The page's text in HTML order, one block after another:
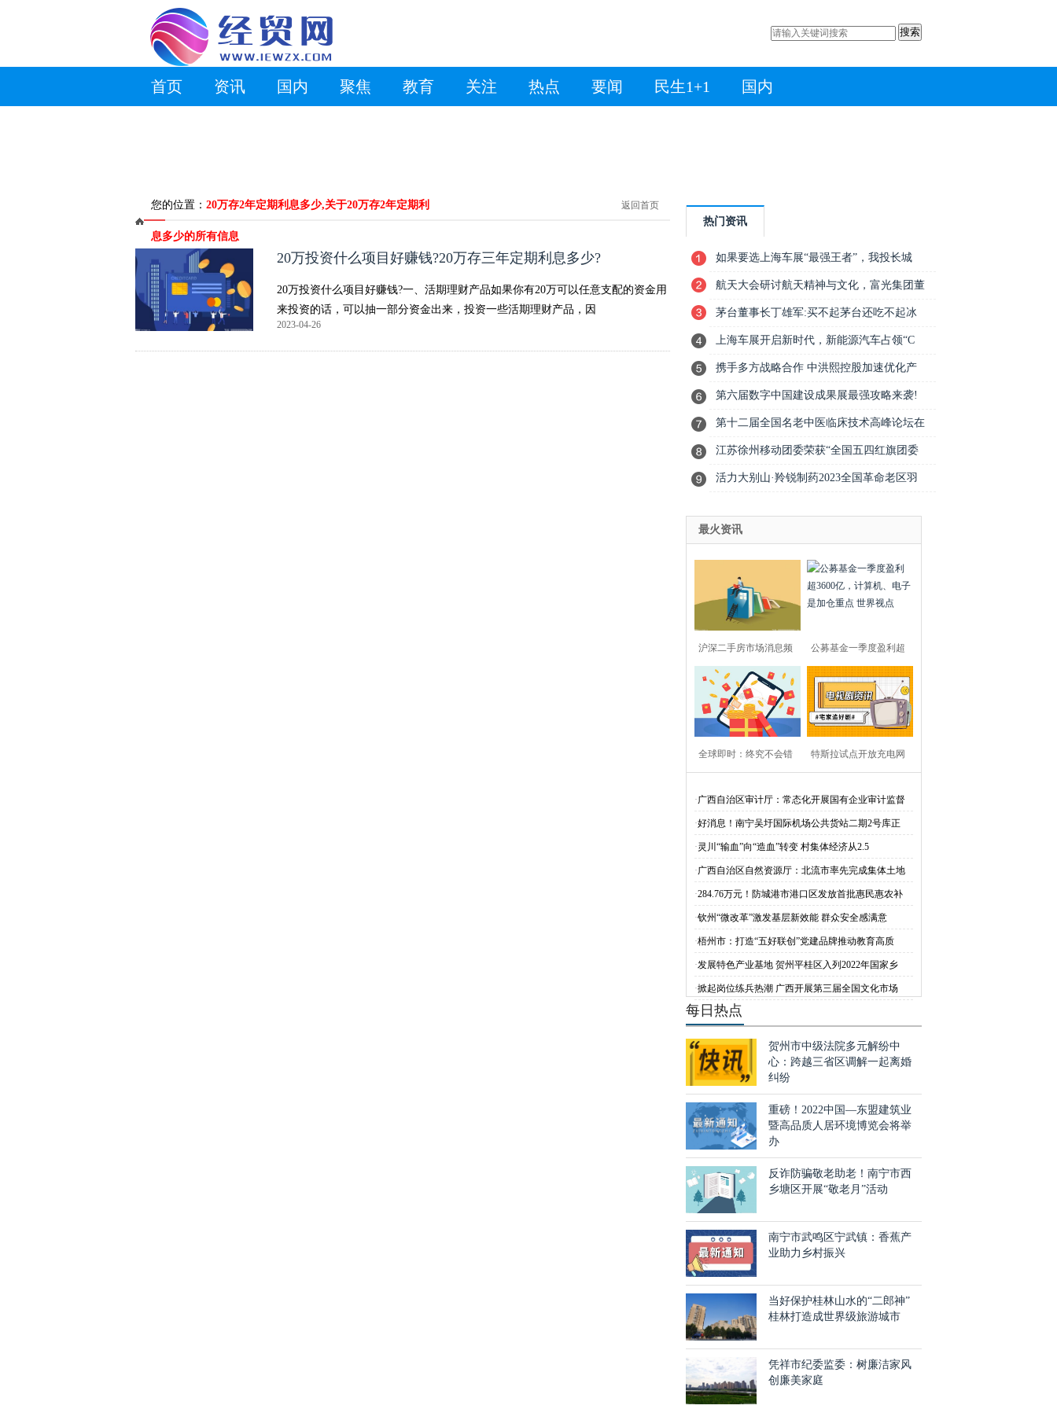
搜索
首页 资讯 国内 聚焦 教育 关注 热点 要闻 民生1+1 国内
您的位置： 20万存2年定期利息多少,关于20万存2年定期利
息多少的所有信息
返回首页
20万投资什么项目好赚钱?20万存三年定期利息多少?
20万投资什么项目好赚钱?一、活期理财产品如果你有20万可以任意支配的资金用
来投资的话，可以抽一部分资金出来，投资一些活期理财产品，因
2023-04-26
热门资讯
如果要选上海车展“最强王者”，我投长城
航天大会研讨航天精神与文化，富光集团董
茅台董事长丁雄军:买不起茅台还吃不起冰
上海车展开启新时代，新能源汽车占领“C
携手多方战略合作 中洪熙控股加速优化产
第六届数字中国建设成果展最强攻略来袭!
第十二届全国名老中医临床技术高峰论坛在
江苏徐州移动团委荣获“全国五四红旗团委
活力大别山·羚锐制药2023全国革命老区羽
最火资讯
沪深二手房市场消息频
传， “靴子”尚未
公募基金一季度盈利超
3600亿，计算机、电
全球即时：终究不会错 特斯拉试点开放充电网
·广西自治区审计厅：常态化开展国有企业审计监督
·好消息！南宁吴圩国际机场公共货站二期2号库正
·灵川“输血”向“造血”转变 村集体经济从2.5
·广西自治区自然资源厅：北流市率先完成集体土地
·284.76万元！防城港市港口区发放首批惠民惠农补
·钦州“微改革”激发基层新效能 群众安全感满意
·梧州市：打造“五好联创”党建品牌推动教育高质
·发展特色产业基地 贺州平桂区入列2022年国家乡
·掀起岗位练兵热潮 广西开展第三届全国文化市场
每日热点
贺州市中级法院多元解纷中
心：跨越三省区调解一起离婚
纠纷
重磅！2022中国—东盟建筑业
暨高品质人居环境博览会将举
办
反诈防骗敬老助老！南宁市西
乡塘区开展“敬老月”活动
南宁市武鸣区宁武镇：香蕉产
业助力乡村振兴
当好保护桂林山水的“二郎神”
桂林打造成世界级旅游城市
凭祥市纪委监委：树廉洁家风
创廉美家庭